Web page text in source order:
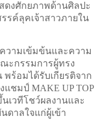
ดงศักยภาพด้านศิลปะ
รค์ลุคเจ้าสาวภายใน
วามเข้มข้นและความ
ะกรรมการผู้ทรง
ร้อมได้รับเกียรติจาก
แชมป์ MAKE UP TOP
เวทีโชว์ผลงานและ
ดาลใจแก่ผู้เข้า